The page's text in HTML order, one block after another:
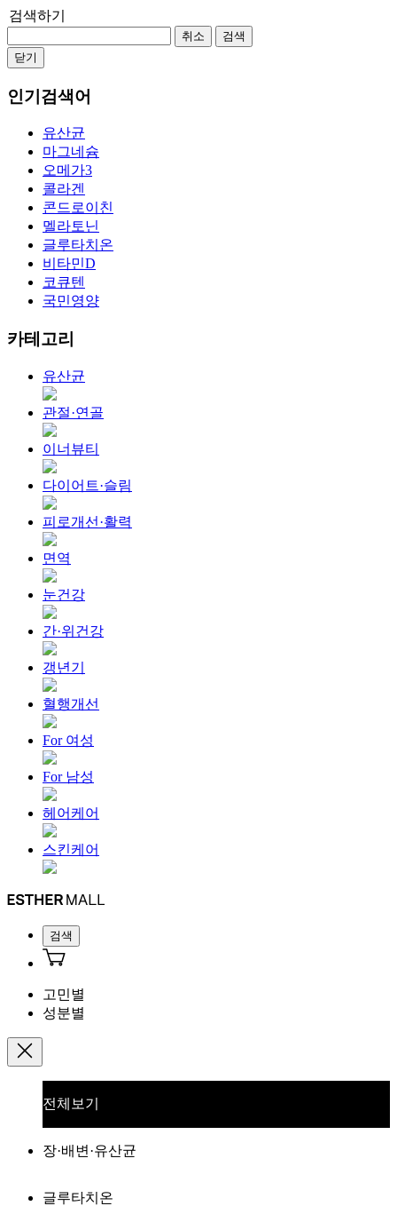
검색하기
취소
검색
닫기
인기검색어
유산균
마그네슘
오메가3
콜라겐
콘드로이친
멜라토닌
글루타치온
비타민D
코큐텐
국민영양
카테고리
유산균
관절·연골
이너뷰티
다이어트·슬림
피로개선·활력
면역
눈건강
간·위건강
갱년기
혈행개선
For 여성
For 남성
헤어케어
스킨케어
검색
고민별
성분별
전체보기
장·배변·유산균
글루타치온